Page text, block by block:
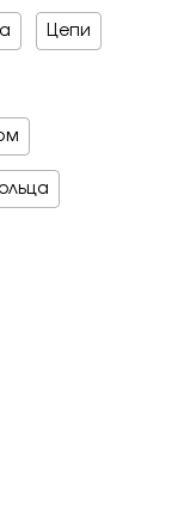
Цепи